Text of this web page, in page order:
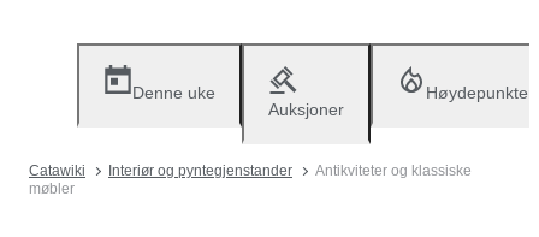
Denne uke
Auksjoner
Høydepunkter
Catawiki Interiør og pyntegjenstander
Antikviteter og klassiske
møbler